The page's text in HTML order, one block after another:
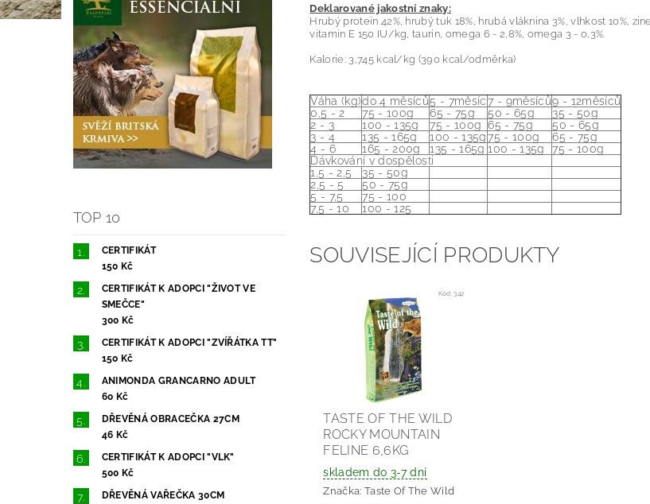
TOP 10
CERTIFIKÁT
150 Kč
CERTIFIKÁT K ADOPCI "ŽIVOT VE
SMEČCE"
300 Kč
CERTIFIKÁT K ADOPCI "ZVÍŘÁTKA TT"
150 Kč
ANIMONDA GRANCARNO ADULT
60 Kč
DŘEVĚNÁ OBRACEČKA 27CM
46 Kč
CERTIFIKÁT K ADOPCI "VLK"
500 Kč
DŘEVĚNÁ VAŘEČKA 30CM
Deklarované jakostní znaky:
Hrubý protein 42%, hrubý tuk 18%, hrubá vláknina 3%, vlhkost 10%,
vitamin E 150 IU/kg, taurin, omega 6 - 2,8%, omega 3 - 0,3%.
Kalorie: 3,745 kcal/kg (390 kcal/odměrka)
Váha (kg)do 4 měsíců5 - 7měsíc 7 - 9měsíců9 - 12měsíců
0,5 - 2
75 - 100g 65 - 75g 50 - 65g
35 - 50g
2 - 3
100 - 135g 75 - 100g 65 - 75g
50 - 65g
3 - 4
135 - 165g 100 - 135g 75 - 100g
65 - 75g
4 - 6
165 - 200g 135 - 165g 100 - 135g
75 - 100g
Dávkování v dospělosti
1,5 - 2,5
35 - 50g
2,5 - 5
50 - 75g
5 - 7,5
75 - 100
7,5 - 10
100 - 125
SOUVISEJÍCÍ PRODUKTY
Kód:342
TASTE OF THE WILD
ROCKY MOUNTAIN
FELINE 6,6KG
skladem do 3-7 dní
Značka: Taste Of The Wild